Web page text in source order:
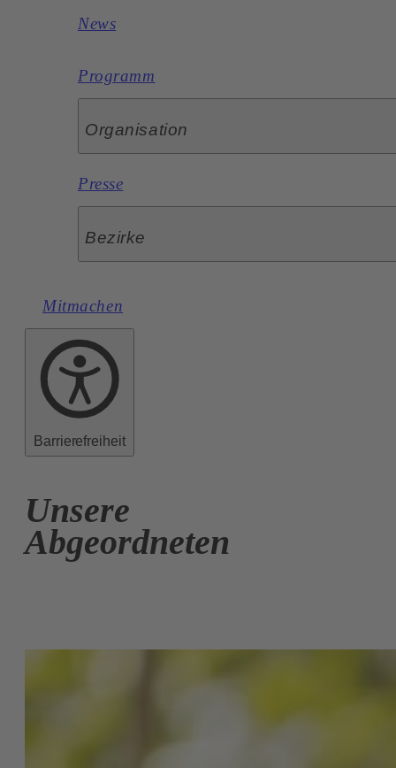
News
Programm
Organisation
Presse
Bezirke
Mitmachen
Barrierefreiheit
Unsere
Abgeordneten